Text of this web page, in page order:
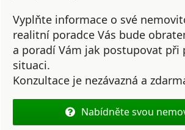
Vyplňte informace o své
realitní poradce Vás bude
a poradí Vám jak postupovat při
situaci.
Konzultace je nezávazná a
Nabídněte svou